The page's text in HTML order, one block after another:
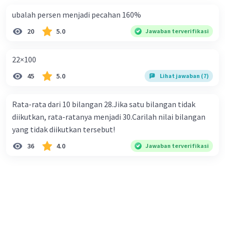
ubalah persen menjadi pecahan 160%
20 5.0 Jawaban terverifikasi
22×100
45 5.0 Lihat jawaban (7)
Rata-rata dari 10 bilangan 28.Jika satu bilangan tidak
diikutkan, rata-ratanya menjadi 30.Carilah nilai bilangan
yang tidak diikutkan tersebut!
36 4.0 Jawaban terverifikasi